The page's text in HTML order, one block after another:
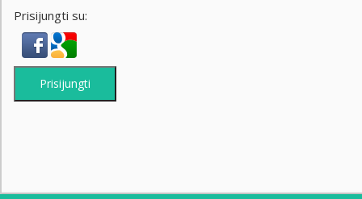
Prisijungti su:
Prisijungti